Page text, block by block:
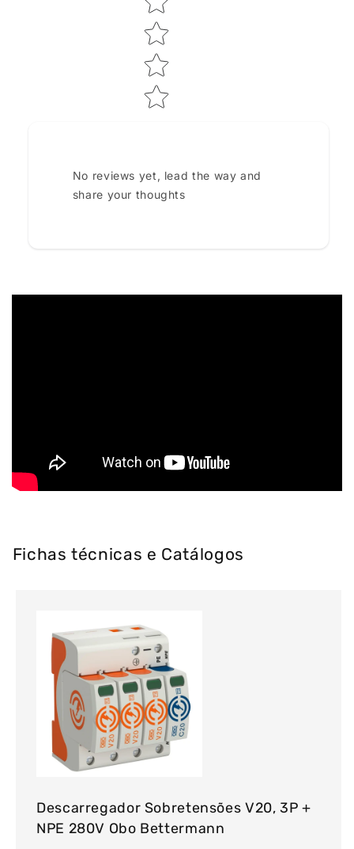
No reviews yet, lead the way and
share your thoughts
Fichas técnicas e Catálogos
Descarregador Sobretensões V20, 3P +
NPE 280V Obo Bettermann